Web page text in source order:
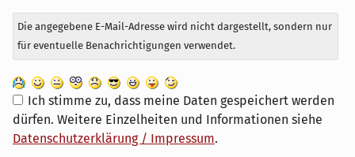
Die angegebene E-Mail-Adresse wird nicht dargestellt, sondern nur
für eventuelle Benachrichtigungen verwendet.
Ich stimme zu, dass meine Daten gespeichert werden
dürfen. Weitere Einzelheiten und Informationen siehe
Datenschutzerklärung / Impressum.